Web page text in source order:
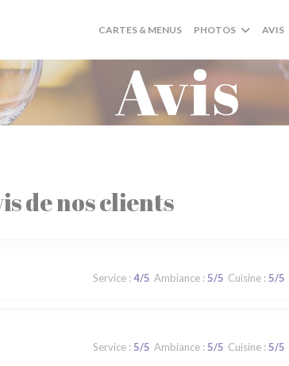
CARTES & MENUS PHOTOS AVIS
Avis
de nos clients
Service: 4/5 Ambiance: 5/5 Cuisine: 5/5
Service: 5/5 Ambiance: 5/5 Cuisine: 5/5